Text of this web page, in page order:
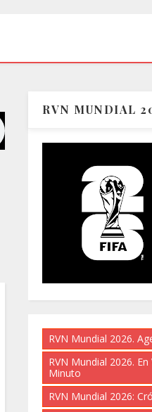
RVN MUNDIAL
RVN Mundial 2026.
RVN Mundial 2026.
Minuto
RVN Mundial 2026: